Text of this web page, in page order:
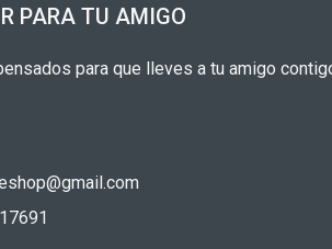
PARA TU AMIGO
para que lleves a tu amigo